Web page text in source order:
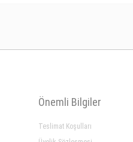
Önemli Bilgiler
Teslimat Koşulları